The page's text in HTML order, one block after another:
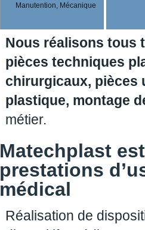
Manutention, Mécanique
Nous réalisons tous
pièces techniques
chirurgicaux, pièces
plastique, montage
métier.
Matechplast
prestations
médical
Réalisation de